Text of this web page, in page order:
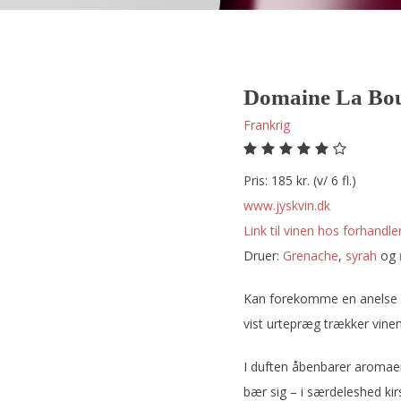
Domaine La
Frankrig
Pris: 185 kr. (v/ 6 fl.)
www.jyskvin.dk
Link til vinen hos
Druer:
grenache, syrah og
Kan forekomme en
vist urtepræg trækker
I duften åbenbarer
bær sig – i særdeleshed